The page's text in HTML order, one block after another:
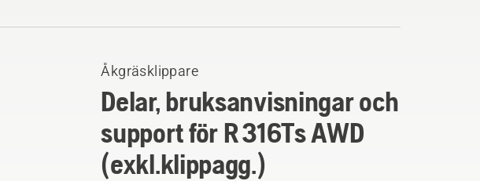
Åkgräsklippare
Delar, bruksanvisningar och
support för R 316Ts AWD
(exkl.klippagg.)